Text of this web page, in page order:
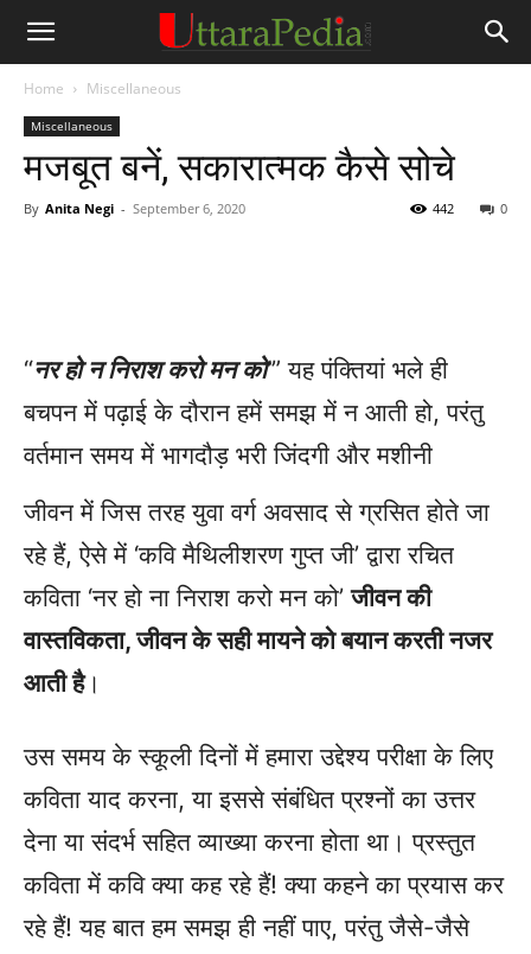
Home Miscellaneous
Miscellaneous
मजबूत बनें, सकारात्मक कैसे सोचे
By Anita Negi - September 6, 2020 0
442
“नर हो न निराश करो मन को‘” यह पंक्तियां भले ही
बचपन में पढ़ाई के दौरान हमें समझ में न आती हो, परंतु
वर्तमान समय में भागदौड़ भरी जिंदगी और मशीनी
जीवन में जिस तरह युवा वर्ग अवसाद से ग्रसित होते जा
रहे हैं, ऐसे में ‘कवि मैथिलीशरण गुप्त जी’ द्वारा रचित
कविता ‘नर हो ना निराश करो मन को’जीवन की
वास्तविकता, जीवन के सही मायने को बयान करती नजर
आती है।
उस समय के स्कूली दिनों में हमारा उद्देश्य परीक्षा के लिए
कविता याद करना, या इससे संबंधित प्रश्नों का उत्तर
देना या संदर्भ सहित व्याख्या करना होता था। प्रस्तुत
कविता में कवि क्या कह रहे हैं! क्या कहने का प्रयास कर
रहे हैं! यह बात हम समझ ही नहीं पाए, परंतु जैसे-जैसे